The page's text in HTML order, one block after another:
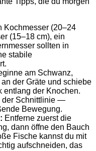
Kochmesser (20–24
(15–18 cm), ein
sollten in
stabile
am Schwanz,
der Gräte und schiebe
entlang der Knochen.
der Schnittlinie —
Bewegung.
Entferne zuerst die
dann öffne den Bauch
Fische kannst du mit
aufschneiden, das